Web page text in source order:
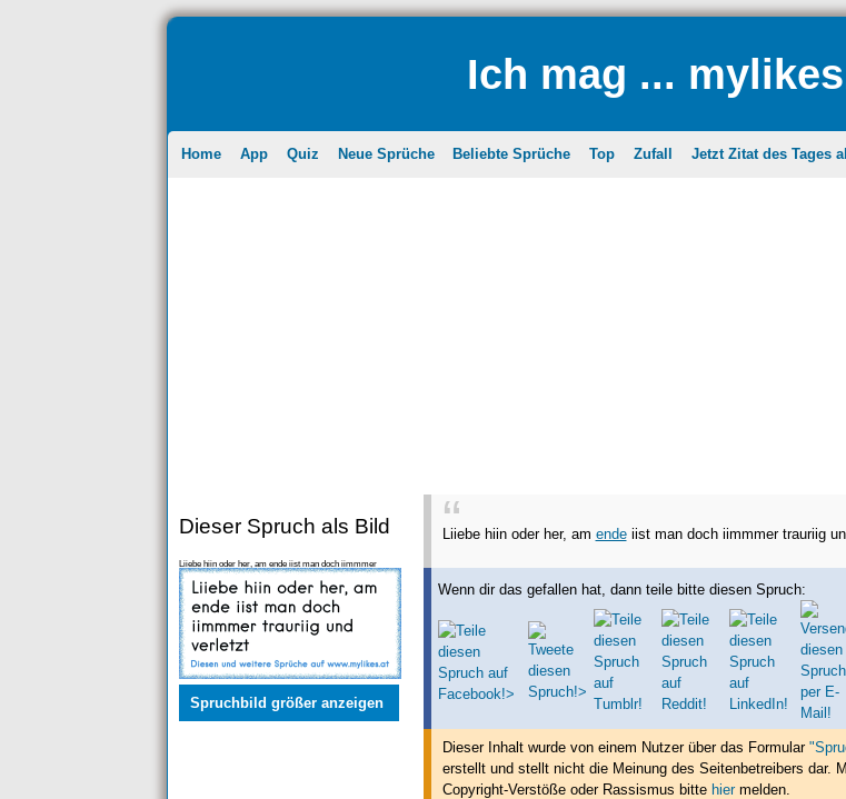
Ich mag ...
Home App Quiz Neue Sprüche Beliebte Sprüche Top Zufall Jetzt Zitat des Tages
Dieser Spruch als Bild
Liiebe hiin oder her, am ende iist man doch iimmmer
trauriig und verletzt
Spruchbild größer anzeigen
Liiebe hiin oder her, am endeiist man doch iimmmer trauriig
Wenn dir das gefallen hat, dann teile bitte diesen Spruch:
Dieser Inhalt wurde von einem Nutzer über das Formular
erstelltund stellt nicht die Meinung des Seitenbetreibers dar.
Copyright-Verstöße oder Rassismus bitte hiermelden.